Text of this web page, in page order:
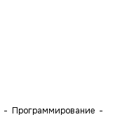
Программирование